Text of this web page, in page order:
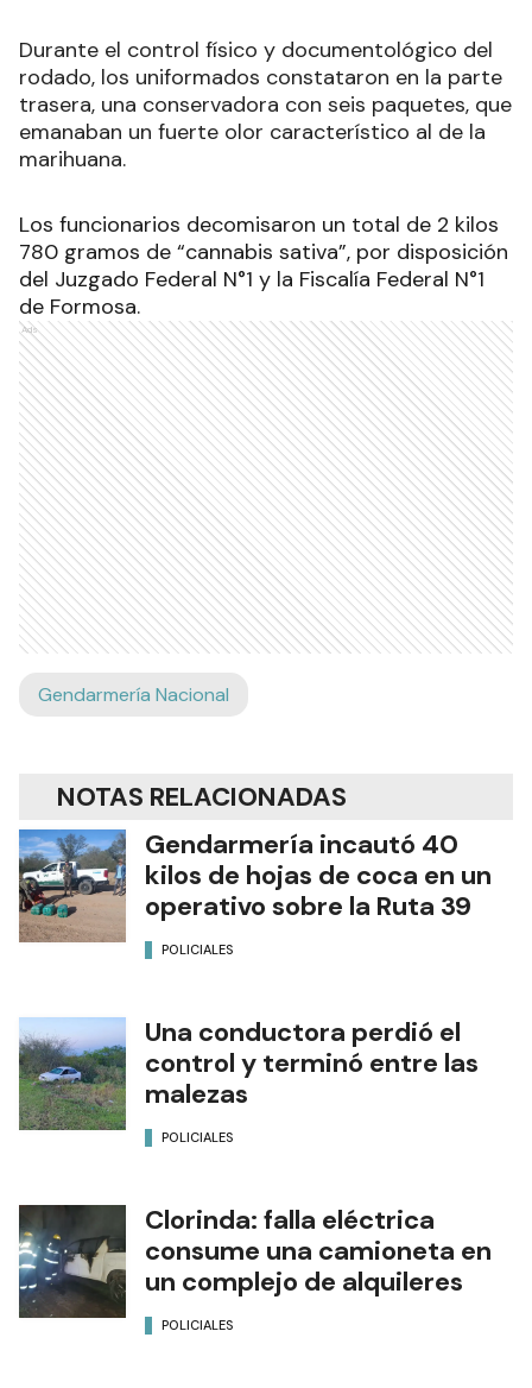
Durante el control físico y documentológico del
rodado, los uniformados constataron en la parte
trasera, una conservadora con seis paquetes, que
emanaban un fuerte olor característico al de la
marihuana.
Los funcionarios decomisaron un total de 2 kilos
780 gramos de “cannabis sativa”, por disposición
del Juzgado Federal N°1 y la Fiscalía Federal N°1
de Formosa.
Ads
Gendarmería Nacional
NOTAS RELACIONADAS
Gendarmería incautó 40
kilos de hojas de coca en un
operativo sobre la Ruta 39
POLICIALES
Una conductora perdió el
control y terminó entre las
malezas
POLICIALES
Clorinda: falla eléctrica
consume una camioneta en
un complejo de alquileres
POLICIALES